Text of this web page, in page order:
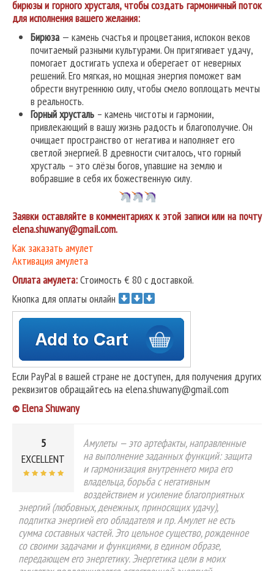
бирюзы и горного хрусталя, чтобы создать гармоничный поток
для исполнения вашего желания:
Бирюза — камень счастья и процветания, испокон веков
почитаемый разными культурами. Он притягивает удачу,
помогает достигать успеха и оберегает от неверных
решений. Его мягкая, но мощная энергия поможет вам
обрести внутреннюю силу, чтобы смело воплощать мечты
в реальность.
Горный хрусталь – камень чистоты и гармонии,
привлекающий в вашу жизнь радость и благополучие. Он
очищает пространство от негатива и наполняет его
светлой энергией. В древности считалось, что горный
хрусталь – это слёзы богов, упавшие на землю и
вобравшие в себя их божественную силу.
Заявки оставляйте в комментариях к этой записи или на почту
elena.shuwany@gmail.com.
Как заказать амулет
Активация амулета
Оплата амулета:Стоимость € 80 с доставкой.
Кнопка для оплаты онлайн
Если PayPal в вашей стране не доступен, для получения других
реквизитов обращайтесь на elena.shuwany@gmail.com
© Elena Shuwany
5
EXCELLENT
Амулеты — это артефакты, направленные
на выполнение заданных функций: защита
и гармонизация внутреннего мира его
владельца, борьба с негативным
воздействием и усиление благоприятных
энергий (любовных, денежных, приносящих удачу),
подпитка энергией его обладателя и пр. Амулет не есть
сумма составных частей. Это цельное существо, рожденное
со своими задачами и функциями, в едином образе,
передающем его энергетику. Энергетика цели в моих